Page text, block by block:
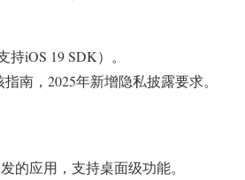
持iOS 19 SDK）。
南，2025年新增隐私披露要求。
的应用，支持桌面级功能。